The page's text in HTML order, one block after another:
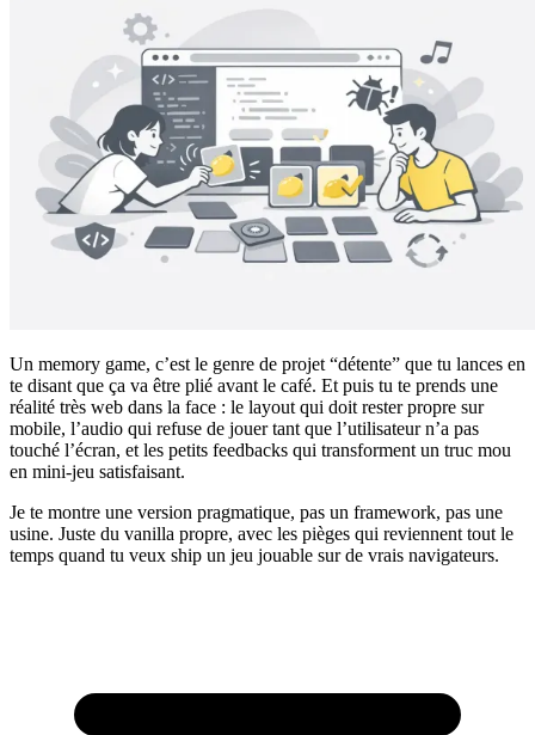
Un memory game, c’est le genre de projet “détente” que tu lances en
te disant que ça va être plié avant le café. Et puis tu te prends une
réalité très web dans la face : le layout qui doit rester propre sur
mobile, l’audio qui refuse de jouer tant que l’utilisateur n’a pas
touché l’écran, et les petits feedbacks qui transforment un truc mou
en mini-jeu satisfaisant.
Je te montre une version pragmatique, pas un framework, pas une
usine. Juste du vanilla propre, avec les pièges qui reviennent tout le
temps quand tu veux ship un jeu jouable sur de vrais navigateurs.